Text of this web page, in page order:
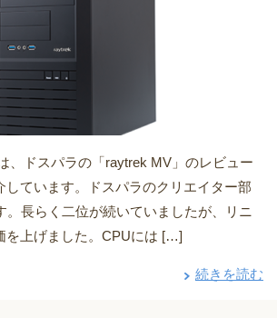
、ドスパラの「raytrek MV」のレビュー
しています。ドスパラのクリエイター部
。長らく二位が続いていましたが、リニ
を上げました。CPUには […]
続きを読む